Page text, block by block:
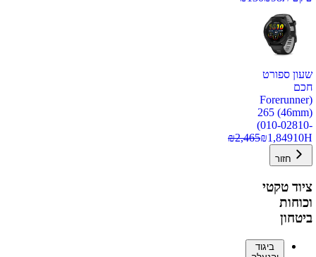
שעון ספורט
חכם
(Forerunner
265 (46mm)
(010-02810-
10H
₪1,849
₪2,465
חזור
ציוד טקטי
וכוחות
ביטחון
ביגוד